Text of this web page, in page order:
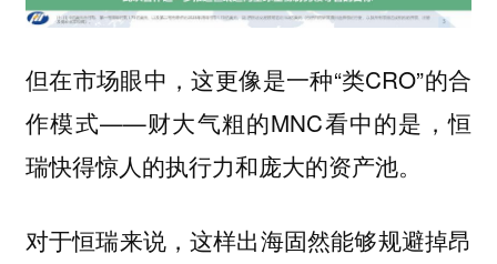
但在市场眼中，这更像是一种“类CRO”的合
作模式——财大气粗的MNC看中的是，恒
瑞快得惊人的执行力和庞大的资产池。
对于恒瑞来说，这样出海固然能够规避掉昂